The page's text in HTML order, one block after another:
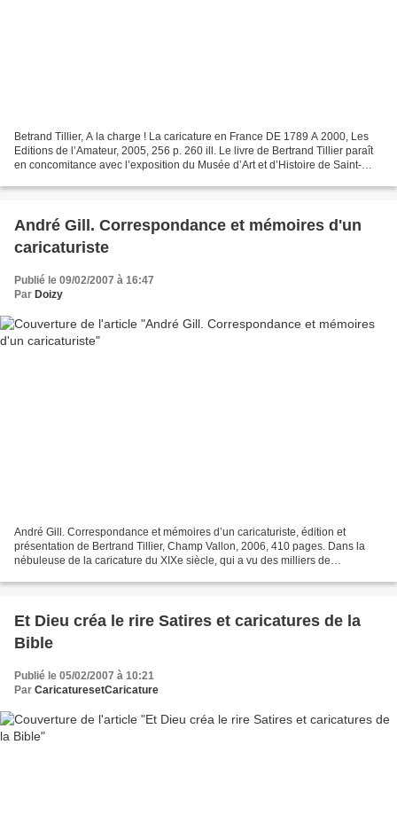
Betrand Tillier, A la charge ! La caricature en France DE 1789 A 2000, Les
Editions de l’Amateur, 2005, 256 p. 260 ill. Le livre de Bertrand Tillier paraît
en concomitance avec l’exposition du Musée d’Art et d’Histoire de Saint-
André Gill. Correspondance et mémoires d'un
caricaturiste
Publié le 09/02/2007 à 16:47
Par Doizy
André Gill. Correspondance et mémoires d’un caricaturiste, édition et
présentation de Bertrand Tillier, Champ Vallon, 2006, 410 pages. Dans la
nébuleuse de la caricature du XIXe siècle, qui a vu des milliers de
Et Dieu créa le rire Satires et caricatures de la
Bible
Publié le 05/02/2007 à 10:21
Par CaricaturesetCaricature